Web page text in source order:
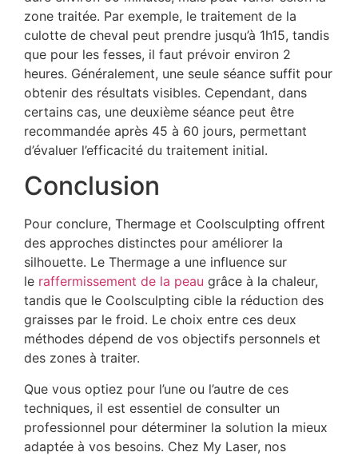
zone traitée. Par exemple, le traitement de la
culotte de cheval peut prendre jusqu’à 1h15, tandis
que pour les fesses, il faut prévoir environ 2
heures. Généralement, une seule séance suffit pour
obtenir des résultats visibles. Cependant, dans
certains cas, une deuxième séance peut être
recommandée après 45 à 60 jours, permettant
d’évaluer l’efficacité du traitement initial.
Conclusion
Pour conclure, Thermage et Coolsculpting offrent
des approches distinctes pour améliorer la
silhouette. Le Thermage a une influence sur
le raffermissement de la peau grâce à la chaleur,
tandis que le Coolsculpting cible la réduction des
graisses par le froid. Le choix entre ces deux
méthodes dépend de vos objectifs personnels et
des zones à traiter.
Que vous optiez pour l’une ou l’autre de ces
techniques, il est essentiel de consulter un
professionnel pour déterminer la solution la mieux
adaptée à vos besoins. Chez My Laser, nos